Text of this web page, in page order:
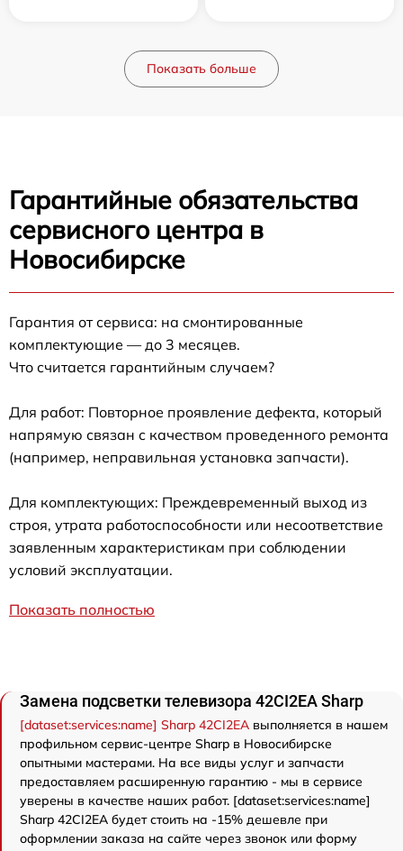
Показать больше
Гарантийные обязательства
сервисного центра в
Новосибирске
Гарантия от сервиса: на смонтированные
комплектующие — до 3 месяцев.
Что считается гарантийным случаем?
Для работ: Повторное проявление дефекта, который
напрямую связан с качеством проведенного ремонта
(например, неправильная установка запчасти).
Для комплектующих: Преждевременный выход из
строя, утрата работоспособности или несоответствие
заявленным характеристикам при соблюдении
условий эксплуатации.
Показать полностью
Замена подсветки телевизора 42CI2EA Sharp
[dataset:services:name] Sharp 42CI2EA выполняется в нашем
профильном сервис-центре Sharp в Новосибирске
опытными мастерами. На все виды услуг и запчасти
предоставляем расширенную гарантию - мы в сервисе
уверены в качестве наших работ. [dataset:services:name]
Sharp 42CI2EA будет стоить на -15% дешевле при
оформлении заказа на сайте через звонок или форму